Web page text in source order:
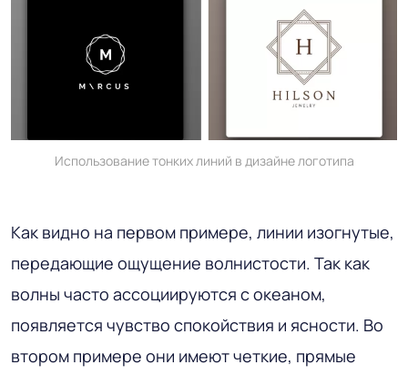
Использование тонких линий в дизайне логотипа
Как видно на первом примере, линии изогнутые,
передающие ощущение волнистости. Так как
волны часто ассоциируются с океаном,
появляется чувство спокойствия и ясности. Во
втором примере они имеют четкие, прямые